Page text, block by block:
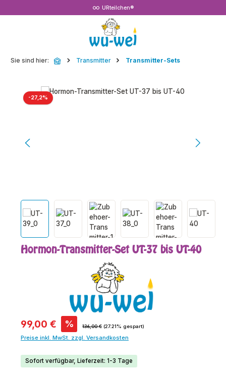
URteilchen®
Sie sind hier: Transmitter Transmitter-Sets
Bildergalerie überspringen
-27,2% Rabatt
Hormon-Transmitter-Set UT-37 bis UT-40
Verkaufspreis:
99,00 € % Regulärer Preis:
136,00 € (27.21% gespart)
Preise inkl. MwSt. zzgl. Versandkosten
Sofort verfügbar, Lieferzeit: 1-3 Tage